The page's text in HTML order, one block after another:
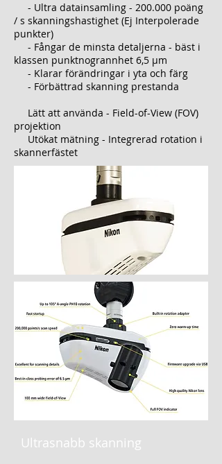
- Ultra datainsamling - 200.000 poäng
/ s skanningshastighet (Ej Interpolerade
punkter)
- Fångar de minsta detaljerna - bäst i
klassen punktnogrannhet 6,5 µm
- Klarar förändringar i yta och färg
- Förbättrad skanning prestanda
Lätt att använda - Field-of-View (FOV)
projektion
Utökat mätning - Integrerad rotation i
skannerfästet
Ultrasnabb skanning